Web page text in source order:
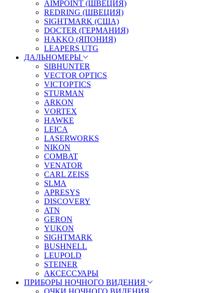
AIMPOINT (ШВЕЦИЯ)
REDRING (ШВЕЦИЯ)
SIGHTMARK (США)
DOCTER (ГЕРМАНИЯ)
HAKKO (ЯПОНИЯ)
LEAPERS UTG
ДАЛЬНОМЕРЫ
SIBHUNTER
VECTOR OPTICS
VICTOPTICS
STURMAN
ARKON
VORTEX
HAWKE
LEICA
LASERWORKS
NIKON
COMBAT
VENATOR
CARL ZEISS
SLMA
APRESYS
DISCOVERY
ATN
GERON
YUKON
SIGHTMARK
BUSHNELL
LEUPOLD
STEINER
АКСЕССУАРЫ
ПРИБОРЫ НОЧНОГО ВИДЕНИЯ
ОЧКИ НОЧНОГО ВИДЕНИЯ